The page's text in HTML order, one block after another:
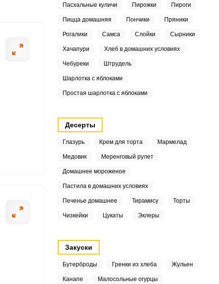
Пасхальные куличи Пирожки Пироги
Пицца домашняя Пончики Пряники
Рогалики Самса Слойки Сырники
Хачапури Хлеб в домашних условиях
Чебуреки Штрудель
Шарлотка с яблоками
Простая шарлотка с яблоками
Десерты
Глазурь Крем для торта Мармелад
Медовик Меренговый рулет
Домашнее мороженое
Пастила в домашних условиях
Печенье домашнее Тирамису Торты
Чизкейки Цукаты Эклеры
Закуски
Бутерброды Гренки из хлеба Жульен
Канапе Малосольные огурцы
ШАГ